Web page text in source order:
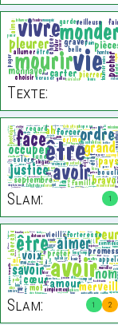
Texte:
1
Slam:
1 2
Slam: